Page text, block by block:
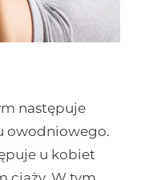
następuje
owodniowego.
u kobiet